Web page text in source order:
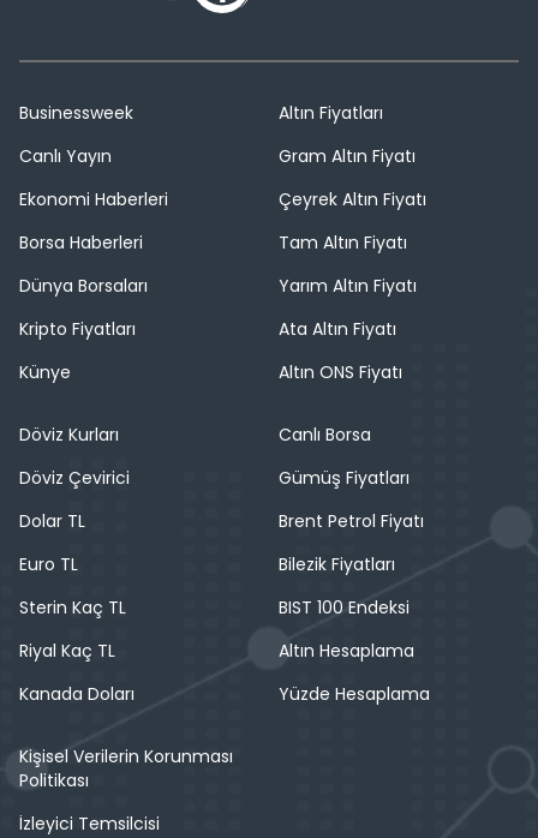
Businessweek
Canlı Yayın
Ekonomi Haberleri
Borsa Haberleri
Dünya Borsaları
Kripto Fiyatları
Künye
Altın Fiyatları
Gram Altın Fiyatı
Çeyrek Altın Fiyatı
Tam Altın Fiyatı
Yarım Altın Fiyatı
Ata Altın Fiyatı
Altın ONS Fiyatı
Döviz Kurları
Döviz Çevirici
Dolar TL
Euro TL
Sterin Kaç TL
Riyal Kaç TL
Kanada Doları
Canlı Borsa
Gümüş Fiyatları
Brent Petrol Fiyatı
Bilezik Fiyatları
BIST 100 Endeksi
Altın Hesaplama
Yüzde Hesaplama
Kişisel Verilerin Korunması
Politikası
İzleyici Temsilcisi